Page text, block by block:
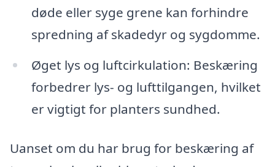
døde eller syge grene kan forhindre
spredning af skadedyr og sygdomme.
Øget lys og luftcirkulation: Beskæring
forbedrer lys- og lufttilgangen, hvilket
er vigtigt for planters sundhed.
Uanset om du har brug for beskæring af